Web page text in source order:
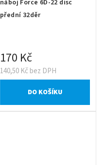
náboj Force 6D-22 disc
přední 32děr
140,50 Kč bez DPH
170 Kč
DO KOŠÍKU